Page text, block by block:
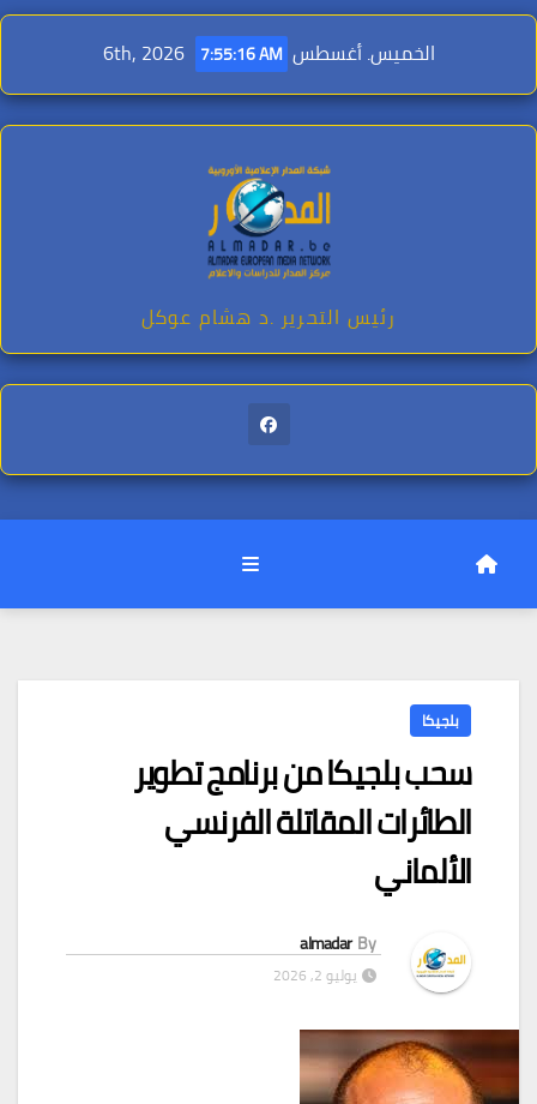
Skip
content
الخميس. أغسطس 6th, 2026 7:55:18 AM
رئيس التحرير .د هشام عوكل
بلجيكا
سحب بلجيكا من برنامج تطوير
الطائرات المقاتلة الفرنسي
الألماني
By
almadar
يوليو 2, 2026